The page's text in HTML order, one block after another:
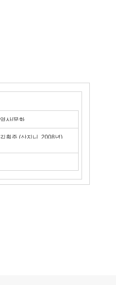
역사/문화
김훤주 (산지니, 2008년)